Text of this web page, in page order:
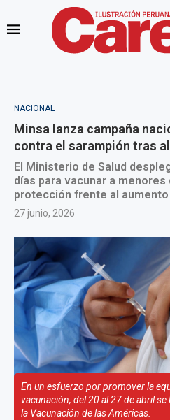
NACIONAL
Minsa lanza campaña
contra el sarampión tras
El Ministerio de Salud
días para vacunar a
protección frente al
27 junio, 2026
En un esfuerzo por promover la
vacunación, del 20 al 27 de abril se
la Vacunación de las Américas.